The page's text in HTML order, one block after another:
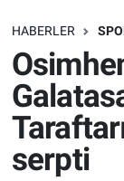
HABERLER
serpti
SAĞLIK
EKONOMİ
EĞİTİM
ÖZEL